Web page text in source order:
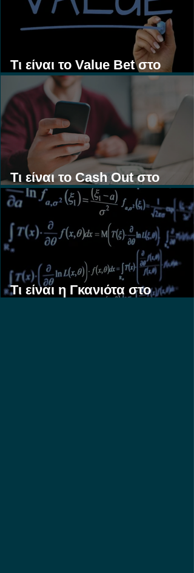
Τι είναι το Value Bet στο
Στοίχημα;
Τι είναι το Cash Out στο
Στοίχημα;
Τι είναι η Γκανιότα στο